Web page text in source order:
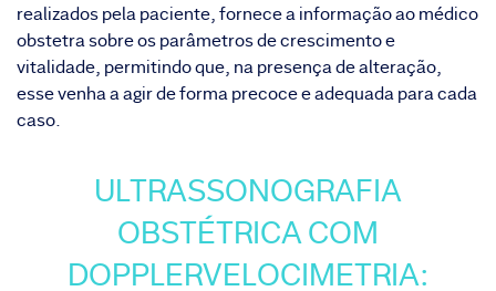
realizados pela paciente, fornece a informação ao médico
obstetra sobre os parâmetros de crescimento e
vitalidade, permitindo que, na presença de alteração,
esse venha a agir de forma precoce e adequada para cada
caso.
ULTRASSONOGRAFIA
OBSTÉTRICA COM
DOPPLERVELOCIMETRIA: